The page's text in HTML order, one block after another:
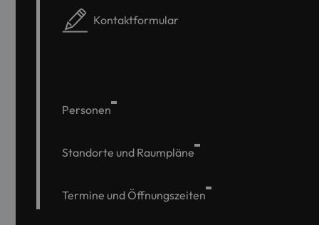
Kontaktformular
Personen
Standorte und Raumpläne
Termine und Öffnungszeiten